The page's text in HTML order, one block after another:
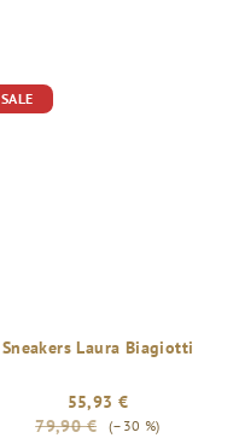
SALE
Sneakers Laura Biagiotti
55,93 €
79,90 €
(–30 %)